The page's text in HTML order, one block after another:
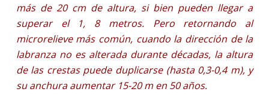
más de 20 cm de altura, si bien pueden llegar a
superar el 1, 8 metros. Pero retornando al
microrelieve más común, cuando la dirección de la
labranza no es alterada durante décadas, la altura
de las crestas puede duplicarse (hasta 0,3-0,4 m), y
su anchura aumentar 15-20 m en 50 años.